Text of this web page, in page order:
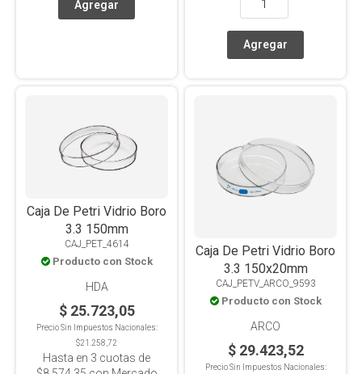
Caja De Petri Vidrio Boro
3.3 150mm
CAJ_PET_4614
Producto con Stock
HDA
$ 25.723,05
Precio Sin Impuestos Nacionales:
$21.258,72
Hasta en 3 cuotas de
Caja De Petri Vidrio Boro
3.3 150x20mm
CAJ_PETV_ARCO_9593
Producto con Stock
ARCO
$ 29.423,52
Precio Sin Impuestos Nacionales: